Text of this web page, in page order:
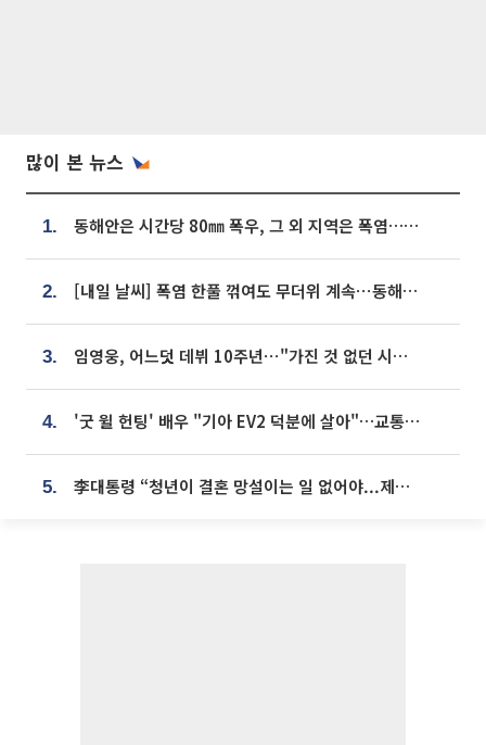
많이 본 뉴스
1. 동해안은 시간당 80㎜ 폭우, 그 외 지역은 폭염…‘극과 극 날씨’
2. [내일 날씨] 폭염 한풀 꺾여도 무더위 계속⋯동해안 이틀 연속 비
3. 임영웅, 어느덧 데뷔 10주년⋯"가진 것 없던 시절, 내 앞엔 20명의 팬뿐"
4. '굿 윌 헌팅' 배우 "기아 EV2 덕분에 살아"…교통사고 후 안전성 극찬
5. 李대통령 “청년이 결혼 망설이는 일 없어야...제도상 불이익 조사”